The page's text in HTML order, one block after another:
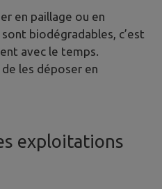
en paillage ou en
biodégradables, c’est
avec le temps.
les déposer en
exploitations